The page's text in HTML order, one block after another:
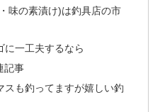
味の素漬け)は釣具店の市
に一工夫するなら
記事
スも釣ってますが嬉しい釣